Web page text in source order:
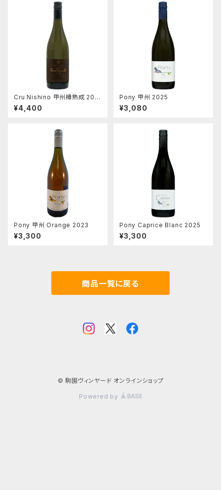
Cru Nishino 甲州樽熟成 202
4
¥4,400
Pony 甲州 2025
¥3,080
Pony 甲州 Orange 2023
¥3,300
Pony Caprice Blanc 2025
¥3,300
商品一覧に戻る
© 駒園ヴィンヤード オンラインショップ
Powered by